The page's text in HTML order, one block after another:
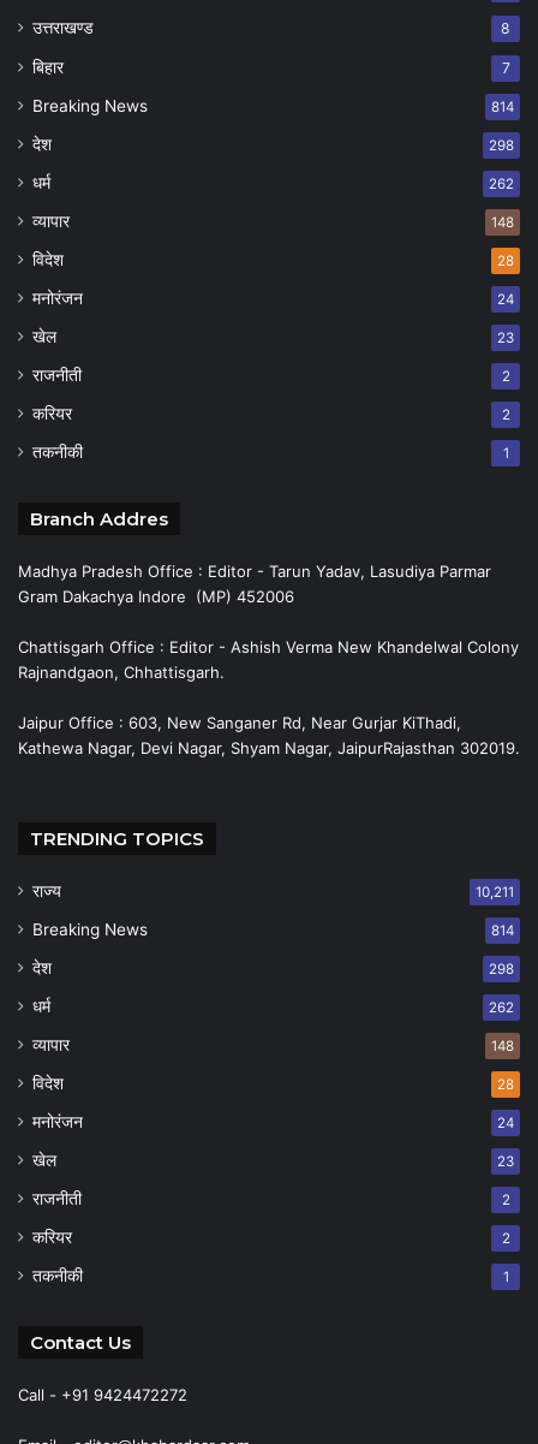
उत्तराखण्ड 8
बिहार 7
Breaking News 814
देश 298
धर्म 262
व्यापार 148
विदेश 28
मनोरंजन 24
खेल 23
राजनीती 2
करियर 2
तकनीकी 1
Branch Addres
Madhya Pradesh Office : Editor - Tarun Yadav, Lasudiya Parmar
Gram Dakachya Indore (MP) 452006
Chattisgarh Office : Editor - Ashish Verma New Khandelwal Colony
Rajnandgaon, Chhattisgarh.
Jaipur Office : 603, New Sanganer Rd, Near Gurjar KiThadi,
Kathewa Nagar, Devi Nagar, Shyam Nagar, JaipurRajasthan 302019.
TRENDING TOPICS
राज्य 10,211
Breaking News 814
देश 298
धर्म 262
व्यापार 148
विदेश 28
मनोरंजन 24
खेल 23
राजनीती 2
करियर 2
तकनीकी 1
Contact Us
Call - +91 9424472272